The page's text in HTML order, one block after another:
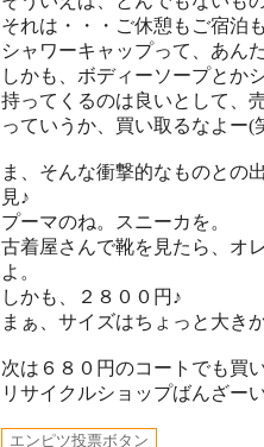
それは・・・ご休憩もご宿泊
シャワーキャップって、あん
しかも、ボディーソープとか
持ってくるのは良いとして、
っていうか、買い取るなよー(
ま、そんな衝撃的なものとの
見♪
プーマのね。スニーカを。
古着屋さんで靴を見たら、オ
よ。
しかも、２８００円♪
まぁ、サイズはちょっと大き
次は６８０円のコートでも買
リサイクルショップばんざー